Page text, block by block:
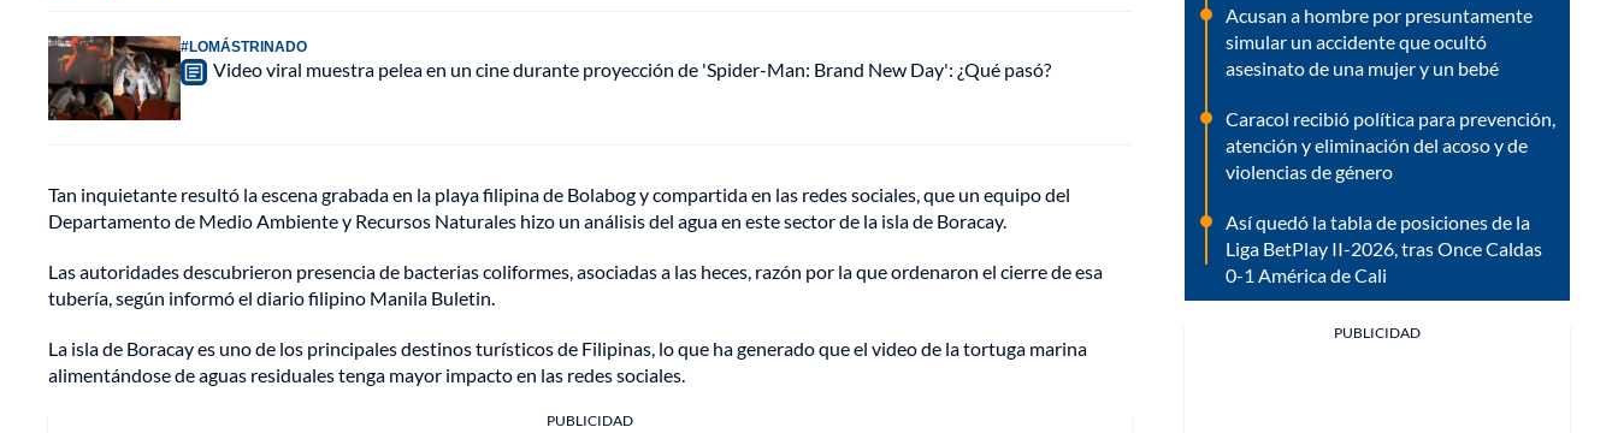
#LOMÁSTRINADO
Video viral muestra pelea en un cine durante proyección de 'Spider-Man: Brand New Day': ¿Qué pasó?
Tan inquietante resultó la escena grabada en la playa filipina de Bolabog y compartida en las redes sociales, que un equipo del
Departamento de Medio Ambiente y Recursos Naturales hizo un análisis del agua en este sector de la isla de Boracay.
Las autoridades descubrieron presencia de bacterias coliformes, asociadas a las heces, razón por la que ordenaron el cierre de esa
tubería, según informó el diario filipino Manila Buletin.
La isla de Boracay es uno de los principales destinos turísticos de Filipinas, lo que ha generado que el video de la tortuga marina
alimentándose de aguas residuales tenga mayor impacto en las redes sociales.
PUBLICIDAD
Acusan a hombre por presuntamente
simular un accidente que ocultó
asesinato de una mujer y un bebé
Caracol recibió política para prevención,
atención y eliminación del acoso y de
violencias de género
Así quedó la tabla de posiciones de la
Liga BetPlay II-2026, tras Once Caldas
0-1 América de Cali
PUBLICIDAD